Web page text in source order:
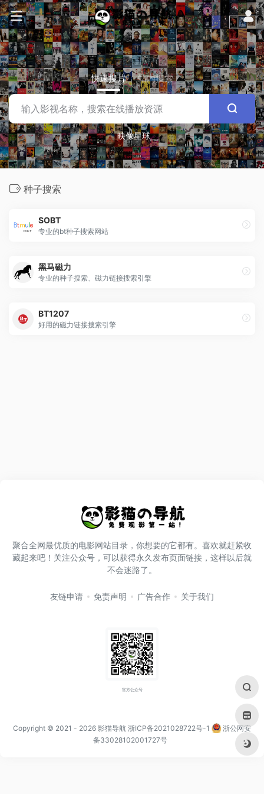
快速搜片 站内搜索
映像星球
种子搜索
SOBT
专业的bt种子搜索网站
黑马磁力
专业的种子搜索、磁力链接搜索引擎
BT1207
好用的磁力链接搜索引擎
聚合全网最优质的电影网站目录，你想要的它都有。喜欢就赶紧收
藏起来吧！关注公众号，可以获得永久发布页面链接，这样以后就
不会迷路了。
友链申请 免责声明 广告合作 关于我们
官方公众号
Copyright © 2021 - 2026 影猫导航 浙ICP备2021028722号-1
浙公网安
备33028102001727号